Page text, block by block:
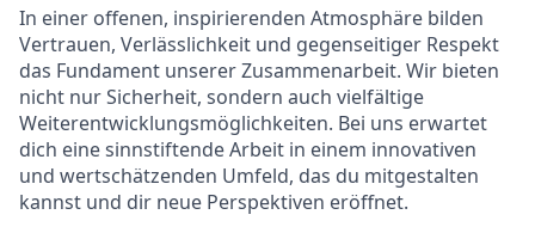
In einer offenen, inspirierenden Atmosphäre bilden
Vertrauen, Verlässlichkeit und gegenseitiger Respekt
das Fundament unserer Zusammenarbeit. Wir bieten
nicht nur Sicherheit, sondern auch vielfältige
Weiterentwicklungsmöglichkeiten. Bei uns erwartet
dich eine sinnstiftende Arbeit in einem innovativen
und wertschätzenden Umfeld, das du mitgestalten
kannst und dir neue Perspektiven eröffnet.